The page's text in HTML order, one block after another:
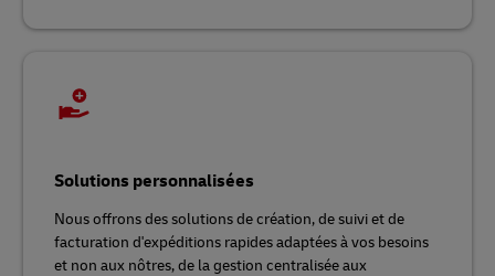
Solutions personnalisées
Nous offrons des solutions de création, de suivi et de
facturation d'expéditions rapides adaptées à vos besoins
et non aux nôtres, de la gestion centralisée aux